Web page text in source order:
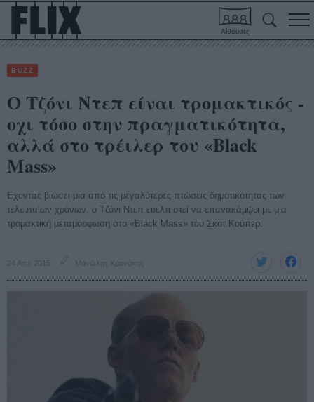
Αίθουσες
BUZZ
O Τζόνι Ντεπ είναι τρομακτικός -
οχι τόσο στην πραγματικότητα,
αλλά στο τρέιλερ του «Black
Mass»
Εχοντας βιώσει μια από τις μεγαλύτερες πτώσεις δημοτικότητας των
τελευταίων χρόνων, ο Τζόνι Ντεπ ευελπιστεί να επανακάμψει με μια
τρομακτική μεταμόρφωση στο «Black Mass» του Σκοτ Kούπερ.
24 Απρ 2015 Μανώλης Κρανάκης